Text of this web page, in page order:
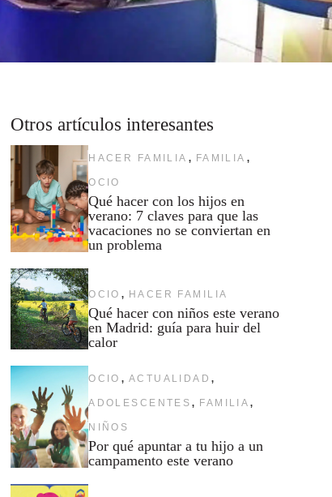
Otros artículos interesantes
HACER FAMILIA , FAMILIA ,
OCIO
Qué hacer con los hijos en
verano: 7 claves para que las
vacaciones no se conviertan en
un problema
OCIO , HACER FAMILIA
Qué hacer con niños este verano
en Madrid: guía para huir del
calor
OCIO , ACTUALIDAD ,
ADOLESCENTES , FAMILIA ,
NIÑOS
Por qué apuntar a tu hijo a un
campamento este verano